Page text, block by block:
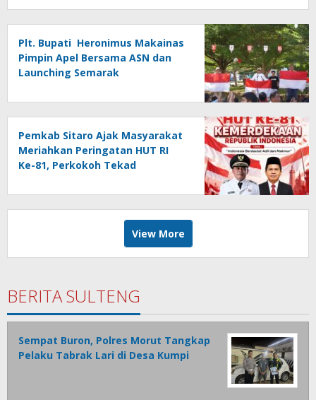
Plt. Bupati Heronimus Makainas
Pimpin Apel Bersama ASN dan
Launching Semarak
Pemkab Sitaro Ajak Masyarakat
Meriahkan Peringatan HUT RI
Ke-81, Perkokoh Tekad
View More
BERITA SULTENG
Sempat Buron, Polres Morut Tangkap
Pelaku Tabrak Lari di Desa Kumpi